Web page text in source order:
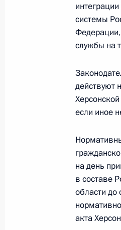
Подписан
субъекта
5 октября
системы
службы на
действуют
если иное
на день
в составе
области до
акта